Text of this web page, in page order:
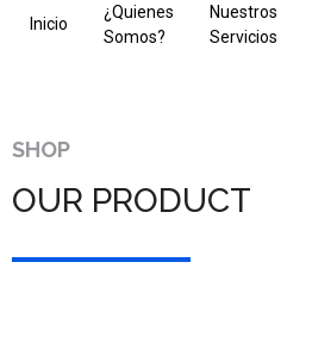
Inicio
¿Quienes
Somos?
Nuestros
Servicios
SHOP
OUR PRODUCT